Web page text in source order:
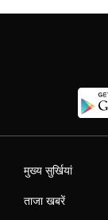
मुख्य सुर्खियां
ताजा खबरें